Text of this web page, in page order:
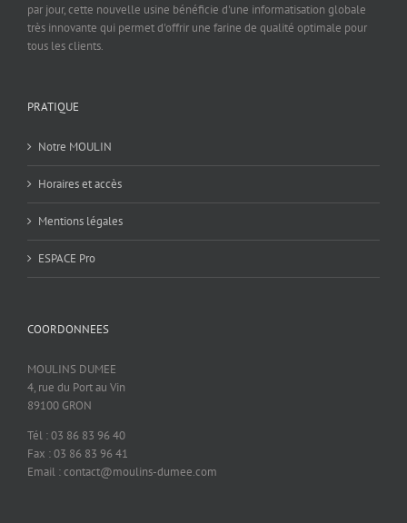
par jour, cette nouvelle usine bénéficie d'une informatisation globale
très innovante qui permet d'offrir une farine de qualité optimale pour
tous les clients.
PRATIQUE
Notre MOULIN
Horaires et accès
Mentions légales
ESPACE Pro
COORDONNEES
MOULINS DUMEE
4, rue du Port au Vin
89100 GRON
Tél : 03 86 83 96 40
Fax : 03 86 83 96 41
Email : contact@moulins-dumee.com